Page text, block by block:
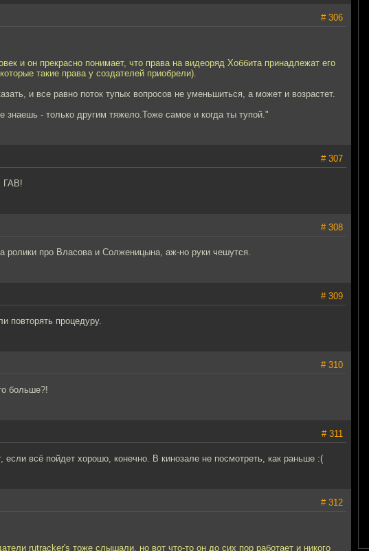
# 306
и он прекрасно понимает, что права на видеоряд Хоббита принадлежат его
такие права у создателей приобрели).
и все равно поток тупых вопросов не уменьшиться, а может и возрастет.
знаешь - только другим тяжело.Тоже самое и когда ты тупой."
# 307
ГАВ!
# 308
ролики про Власова и Солженицына, аж-но руки чешутся.
# 309
повторять процедуру.
# 310
больше?!
# 311
если всё пойдет хорошо, конечно. В кинозале не посмотреть, как раньше :(
# 312
rutracker's тоже слышали, но вот что-то он до сих пор работает и никого